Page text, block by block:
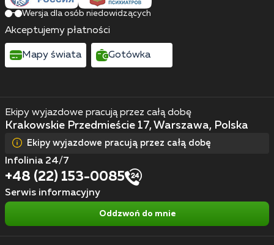
Ekipy wyjazdowe pracują przez całą dobę
Krakowskie Przedmieście 17, Warszawa, Polska
Ekipy wyjazdowe pracują przez całą dobę
Infolinia 24/7
+48 (22) 153-0085
Serwis informacyjny
Oddzwoń do mnie
Wersja dla osób niedowidzących
Akceptujemy płatności
Mapy świata Gotówka